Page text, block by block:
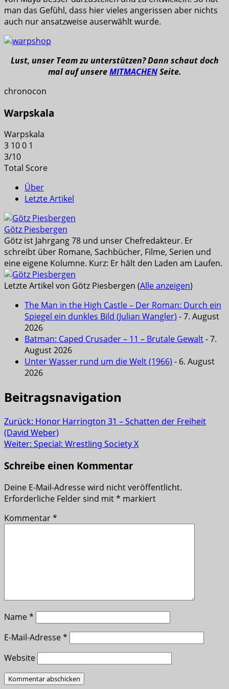
man das Gefühl, dass hier vieles angerissen aber nichts
auch nur ansatzweise auserwählt wurde.
Lust, unser Team zu unterstützen? Dann schaut doch
mal auf unsereMITMACHENSeite.
chronocon
Warpskala
Warpskala
3 100 1
3/10
Total Score
Über
Letzte Artikel
Götz Piesbergen
Götz ist Jahrgang 78 und unser Chefredakteur. Er
schreibt über Romane, Sachbücher, Filme, Serien und
eine eigene Kolumne. Kurz: Er hält den Laden am Laufen.
Letzte Artikel von Götz Piesbergen (Alle anzeigen)
The Man in the High Castle – Der Roman: Durch ein
Spiegel ein dunkles Bild (Julian Wangler) - 7. August
2026
Batman: Caped Crusader – 11 – Brutale Gewalt- 7.
August 2026
Unter Wasser rund um die Welt (1966) - 6. August
2026
Beitragsnavigation
Zurück: Honor Harrington 31 – Schatten der Freiheit
(David Weber)
Weiter: Special: Wrestling Society X
Schreibe einen Kommentar
Deine E-Mail-Adresse wird nicht veröffentlicht.
Erforderliche Felder sind mit* markiert
Kommentar*
Name*
E-Mail-Adresse*
Website